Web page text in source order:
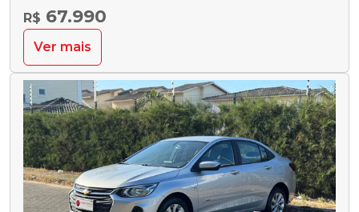
R$ 67.990
Ver mais